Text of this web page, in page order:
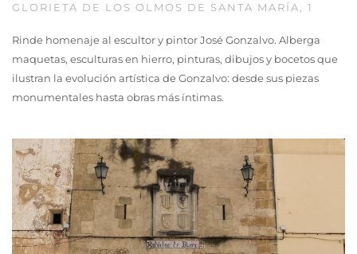
GLORIETA DE LOS OLMOS DE SANTA MARÍA, 1
Rinde homenaje al escultor y pintor José Gonzalvo. Alberga
maquetas, esculturas en hierro, pinturas, dibujos y bocetos que
ilustran la evolución artística de Gonzalvo: desde sus piezas
monumentales hasta obras más íntimas.